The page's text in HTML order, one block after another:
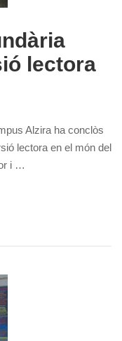
lectora
Alzira ha conclòs
lectora en el món del
i …